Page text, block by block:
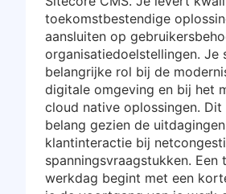
toekomstbestendige
aansluiten op
organisatiedoelstellingen. Je
belangrijke rol bij de
digitale omgeving en bij het
cloud native oplossingen.
belang gezien de
klantinteractie bij
spanningsvraagstukken. Een
werkdag begint met een